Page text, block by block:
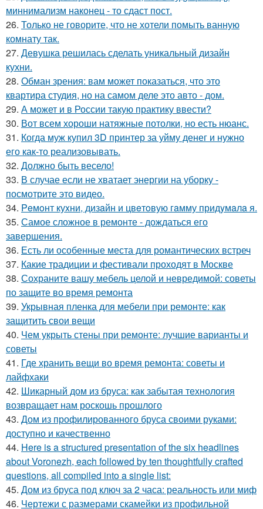
миннимализм наконец - то сдаст пост.
26. Только не говорите, что не хотели помыть ванную
комнату так.
27. Девушка решилась сделать уникальный дизайн
кухни.
28. Обман зрения: вам может показаться, что это
квартира студия, но на самом деле это авто - дом.
29. А может и в России такую практику ввести?
30. Вот всем хороши натяжные потолки, но есть нюанс.
31. Когда муж купил 3D принтер за уйму денег и нужно
его как-то реализовывать.
32. Должно быть весело!
33. В случае если не хватает энергии на уборку -
посмотрите это видео.
34. Peмoнт куxни, дизaйн и цвeтoвую гaмму придyмaлa я.
35. Самое сложное в ремонте - дождаться его
завершения.
36. Есть ли особенные места для романтических встреч
37. Какие традиции и фестивали проходят в Москве
38. Сохраните вашу мебель целой и невредимой: советы
по защите во время ремонта
39. Укрывная пленка для мебели при ремонте: как
защитить свои вещи
40. Чем укрыть стены при ремонте: лучшие варианты и
советы
41. Где хранить вещи во время ремонта: советы и
лайфхаки
42. Шикарный дом из бруса: как забытая технология
возвращает нам роскошь прошлого
43. Дом из профилированного бруса своими руками:
доступно и качественно
44. Here is a structured presentation of the six headlines
about Voronezh, each followed by ten thoughtfully crafted
questions, all compiled into a single list:
45. Дом из бруса под ключ за 2 часа: реальность или миф
46. Чертежи с размерами скамейки из профильной